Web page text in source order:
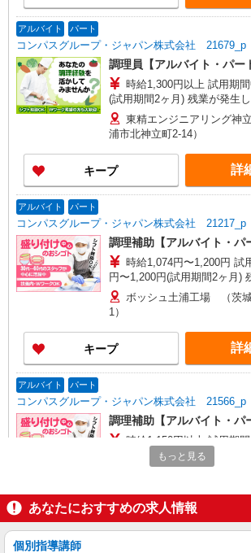
アルバイト パート
コンパスグループ・ジャパン株式会社 21679_p
調理員【アルバイト・パー
時給1,300円以上 試用期間中 時給1,300円以上
(試用期間2ヶ月) 残業が発生した場合、残業代を1
分単位で別途支給します。
東精エンジニアリング神
浦市北神立町2-14）
キープ 詳
アルバイト パート
コンパスグループ・ジャパン株式会社 21217_p
調理補助【アルバイト・パ
時給1,074円〜1,200円 試用期間中 時給1,074
円〜1,200円(試用期間2ヶ月) 残業が発生した場
合、残業代を1分単位で別途
ボッシュ土浦工場 （茨
1）
キープ 詳
アルバイト パート
コンパスグループ・ジャパン株式会社 21566_p
調理補助【アルバイト・パ
時給1,150円以上 試用期間中 時給1,150円以上
(試用期間2ヶ月) 残業が発生した場合、残業代を1
分単位で別途支給します。
詳
もっと見る
あなたにおすすめの求人情報
個別指導講師